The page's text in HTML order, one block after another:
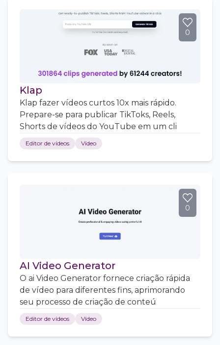
0
Klap
Klap fazer vídeos curtos 10x mais rápido.
Prepare-se para publicar TikToks, Reels,
Shorts de vídeos do YouTube em um cli
Editor de vídeos Vídeo
0
AI Video Generator
O ai Video Generator fornece criação rápida
de vídeo para diferentes fins, aprimorando
seu processo de criação de conteú
Editor de vídeos Vídeo